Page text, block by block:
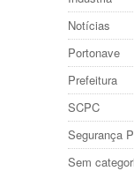
Notícias
Portonave
Prefeitura
SCPC
Segurança
Sem